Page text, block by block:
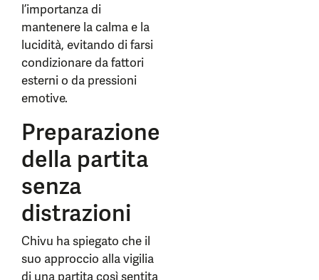
l’importanza di
mantenere la calma e la
lucidità, evitando di farsi
condizionare da fattori
esterni o da pressioni
emotive.
Preparazione
della partita
senza
distrazioni
Chivu ha spiegato che il
suo approccio alla vigilia
di una partita così sentita